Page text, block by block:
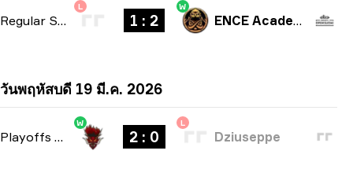
Regular Season
L
1 : 2
W
ENCE Academy
วันพฤหัสบดี 19 มี.ค. 2026
Playoffs bo3
W
2 : 0
L
Dziuseppe